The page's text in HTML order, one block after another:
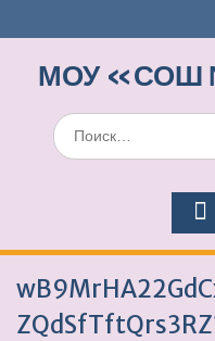
к
МОУ «СОШ
Поиск
по: